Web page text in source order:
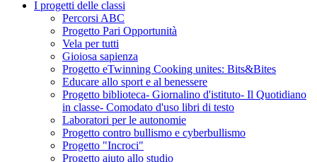
I progetti delle classi
Percorsi ABC
Progetto Pari Opportunità
Vela per tutti
Gioiosa sapienza
Progetto eTwinning Cooking unites: Bits&Bites
Educare allo sport e al benessere
Progetto biblioteca- Giornalino d'istituto- Il Quotidiano
in classe- Comodato d'uso libri di testo
Laboratori per le autonomie
Progetto contro bullismo e cyberbullismo
Progetto "Incroci"
Progetto aiuto allo studio